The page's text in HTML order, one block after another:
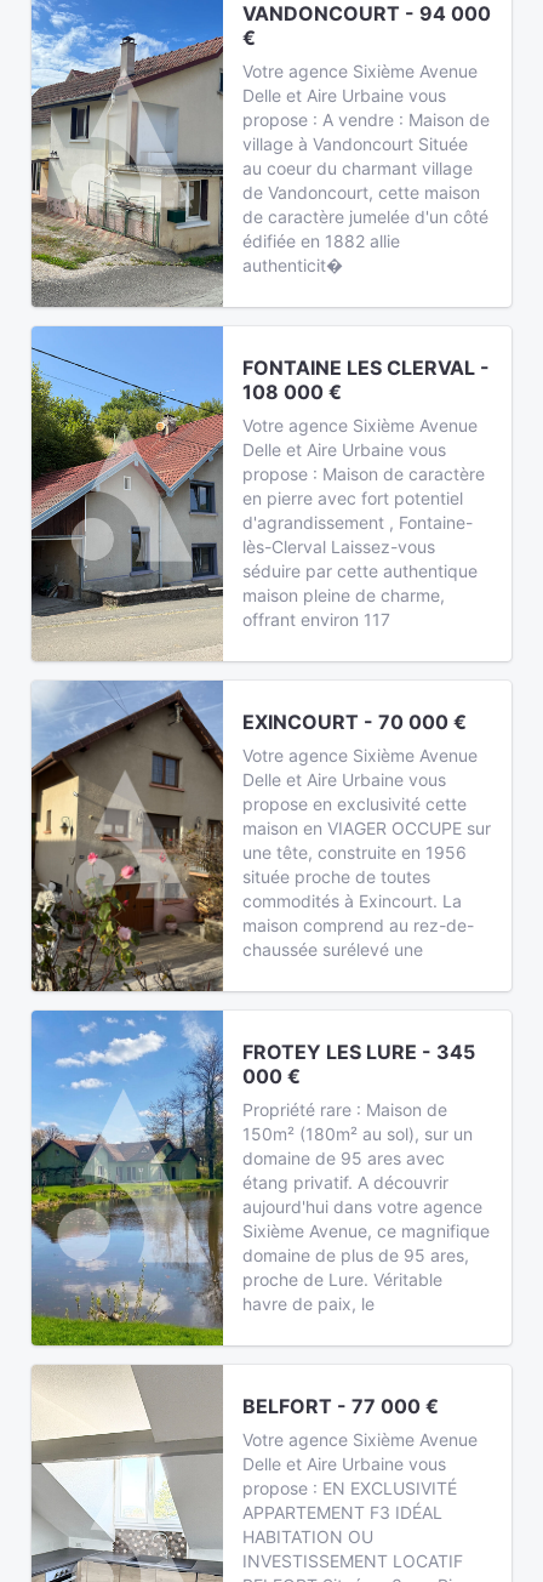
VANDONCOURT - 94 000
€
Votre agence Sixième Avenue
Delle et Aire Urbaine vous
propose : A vendre : Maison de
village à Vandoncourt Située
au coeur du charmant village
de Vandoncourt, cette maison
de caractère jumelée d'un côté
édifiée en 1882 allie
authenticit�
FONTAINE LES CLERVAL -
108 000 €
Votre agence Sixième Avenue
Delle et Aire Urbaine vous
propose : Maison de caractère
en pierre avec fort potentiel
d'agrandissement , Fontaine-
lès-Clerval Laissez-vous
séduire par cette authentique
maison pleine de charme,
offrant environ 117
EXINCOURT - 70 000 €
Votre agence Sixième Avenue
Delle et Aire Urbaine vous
propose en exclusivité cette
maison en VIAGER OCCUPE sur
une tête, construite en 1956
située proche de toutes
commodités à Exincourt. La
maison comprend au rez-de-
chaussée surélevé une
FROTEY LES LURE - 345
000 €
Propriété rare : Maison de
150m² (180m² au sol), sur un
domaine de 95 ares avec
étang privatif. A découvrir
aujourd'hui dans votre agence
Sixième Avenue, ce magnifique
domaine de plus de 95 ares,
proche de Lure. Véritable
havre de paix, le
BELFORT - 77 000 €
Votre agence Sixième Avenue
Delle et Aire Urbaine vous
propose : EN EXCLUSIVITÉ
APPARTEMENT F3 IDÉAL
HABITATION OU
INVESTISSEMENT LOCATIF